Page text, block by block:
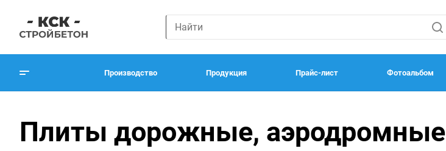
Производство Продукция Прайс-лист Фотоальбом
Плиты дорожные, аэродромные